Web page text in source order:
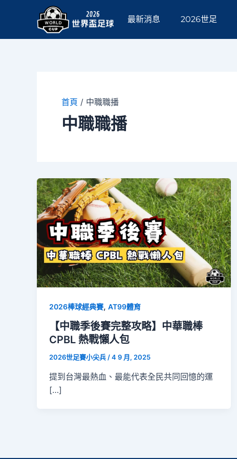
最新消息 2026世足
首頁 / 中職職播
中職職播
2026棒球經典賽, AT99體育
【中職季後賽完整攻略】中華職棒
CPBL 熱戰懶人包
2026世足賽小尖兵 /4 9 月, 2025
提到台灣最熱血、最能代表全民共同回憶的運
[…]